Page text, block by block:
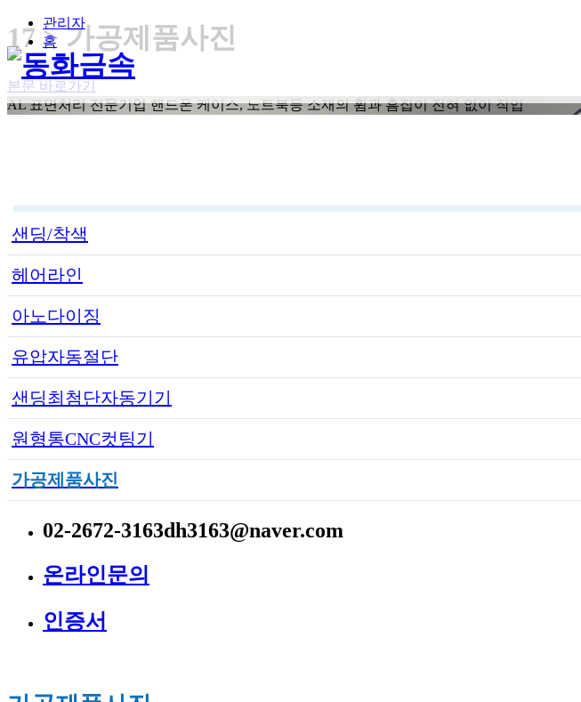
17 > 가공제품사진
본문 바로가기
관리자
홈
AL 표면처리 전문기업 핸드폰 케이스, 노트북등 소재의 휨과 흠집이 전혀 없이 작업
샌딩/착색
헤어라인
아노다이징
유압자동절단
샌딩최첨단자동기기
원형통CNC컷팅기
가공제품사진
02-2672-3163dh3163@naver.com
온라인문의
인증서